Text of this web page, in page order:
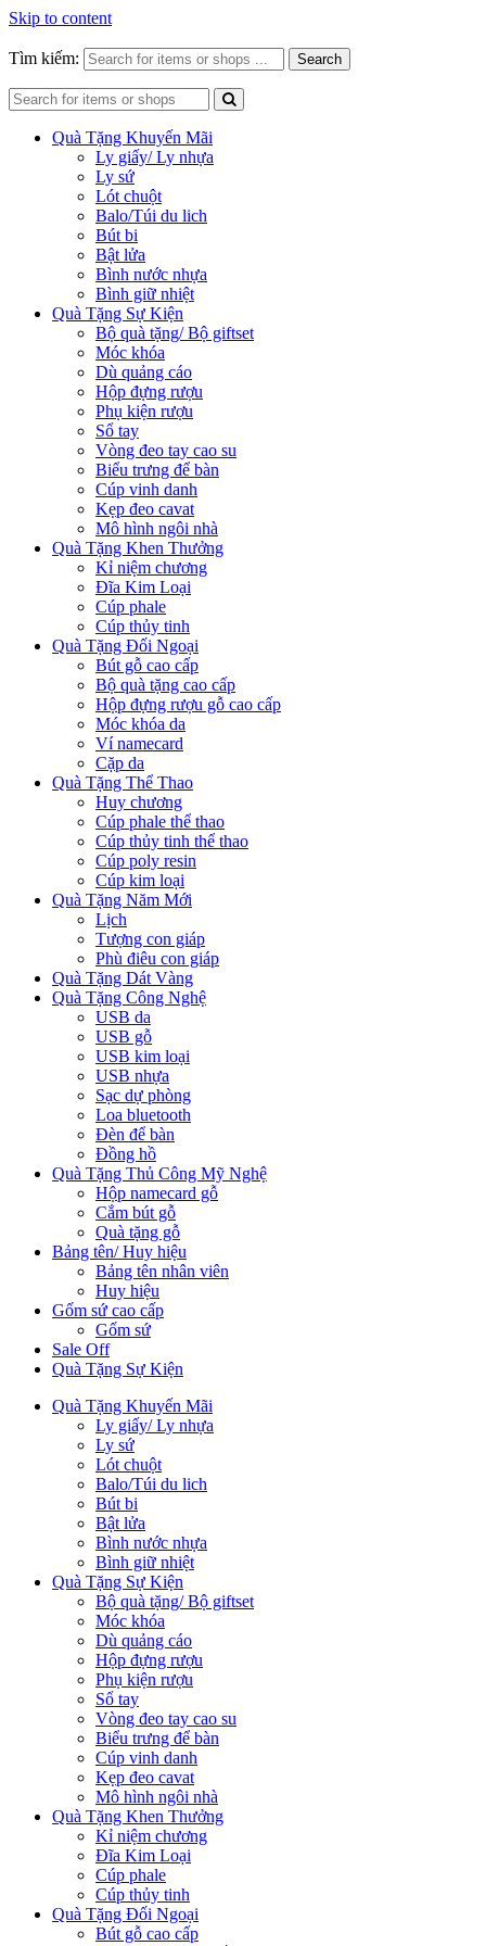
Skip to content
Tìm kiếm: Search
Quà Tặng Khuyến Mãi
Ly giấy/ Ly nhựa
Ly sứ
Lót chuột
Balo/Túi du lich
Bút bi
Bật lửa
Bình nước nhựa
Bình giữ nhiệt
Quà Tặng Sự Kiện
Bộ quà tặng/ Bộ giftset
Móc khóa
Dù quảng cáo
Hộp đựng rượu
Phụ kiện rượu
Sổ tay
Vòng đeo tay cao su
Biểu trưng để bàn
Cúp vinh danh
Kẹp đeo cavat
Mô hình ngôi nhà
Quà Tặng Khen Thưởng
Kỉ niệm chương
Đĩa Kim Loại
Cúp phale
Cúp thủy tinh
Quà Tặng Đối Ngoại
Bút gỗ cao cấp
Bộ quà tặng cao cấp
Hộp đựng rượu gỗ cao cấp
Móc khóa da
Ví namecard
Cặp da
Quà Tặng Thể Thao
Huy chương
Cúp phale thể thao
Cúp thủy tinh thể thao
Cúp poly resin
Cúp kim loại
Quà Tặng Năm Mới
Lịch
Tượng con giáp
Phù điêu con giáp
Quà Tặng Dát Vàng
Quà Tặng Công Nghệ
USB da
USB gỗ
USB kim loại
USB nhựa
Sạc dự phòng
Loa bluetooth
Đèn để bàn
Đồng hồ
Quà Tặng Thủ Công Mỹ Nghệ
Hộp namecard gỗ
Cắm bút gỗ
Quà tặng gỗ
Bảng tên/ Huy hiệu
Bảng tên nhân viên
Huy hiệu
Gốm sứ cao cấp
Gốm sứ
Sale Off
Quà Tặng Sự Kiện
Quà Tặng Khuyến Mãi
Ly giấy/ Ly nhựa
Ly sứ
Lót chuột
Balo/Túi du lich
Bút bi
Bật lửa
Bình nước nhựa
Bình giữ nhiệt
Quà Tặng Sự Kiện
Bộ quà tặng/ Bộ giftset
Móc khóa
Dù quảng cáo
Hộp đựng rượu
Phụ kiện rượu
Sổ tay
Vòng đeo tay cao su
Biểu trưng để bàn
Cúp vinh danh
Kẹp đeo cavat
Mô hình ngôi nhà
Quà Tặng Khen Thưởng
Kỉ niệm chương
Đĩa Kim Loại
Cúp phale
Cúp thủy tinh
Quà Tặng Đối Ngoại
Bút gỗ cao cấp